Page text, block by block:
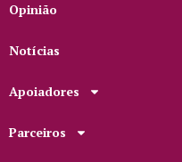
Opinião
Notícias
Apoiadores
Parceiros